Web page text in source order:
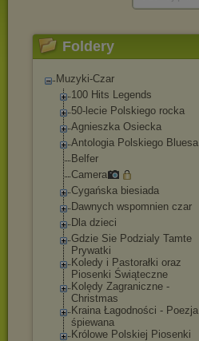
Foldery
Muzyki-Czar
100 Hits Legends
50-lecie Polskiego rocka
Agnieszka Osiecka
Antologia Polskiego Bluesa
Belfer
Camera
Cygańska biesiada
Dawnych wspomnien czar
Dla dzieci
Gdzie Sie Podzialy Tamte
Prywatki
Koledy i Pastorałki oraz
Piosenki Świąteczne
Kolędy Zagraniczne -
Christmas
Kraina Łagodności - Poezja
śpiewana
Królowe Polskiej Piosenki